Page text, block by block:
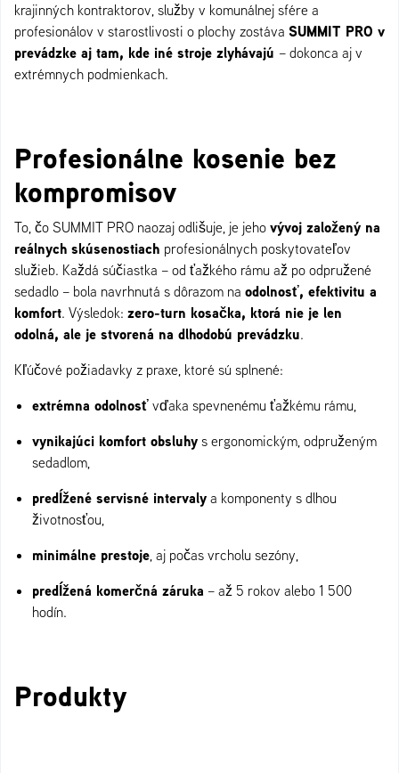
krajinných kontraktorov, služby v komunálnej sfére a
profesionálov v starostlivosti o plochy zostáva SUMMIT PRO v
prevádzke aj tam, kde iné stroje zlyhávajú – dokonca aj v
extrémnych podmienkach.
Profesionálne kosenie bez
kompromisov
To, čo SUMMIT PRO naozaj odlišuje, je jeho vývoj založený na
reálnych skúsenostiach profesionálnych poskytovateľov
služieb. Každá súčiastka – od ťažkého rámu až po odpružené
sedadlo – bola navrhnutá s dôrazom na odolnosť, efektivitu a
komfort. Výsledok: zero-turn kosačka, ktorá nie je len
odolná, ale je stvorená na dlhodobú prevádzku.
Kľúčové požiadavky z praxe, ktoré sú splnené:
extrémna odolnosť vďaka spevnenému ťažkému rámu,
vynikajúci komfort obsluhy s ergonomickým, odpruženým
sedadlom,
predĺžené servisné intervaly a komponenty s dlhou
životnosťou,
minimálne prestoje, aj počas vrcholu sezóny,
predĺžená komerčná záruka – až 5 rokov alebo 1 500
hodín.
Produkty